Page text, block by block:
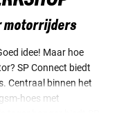
motorrijders
idee! Maar hoe
SP Connect biedt
Centraal binnen het
hoes met